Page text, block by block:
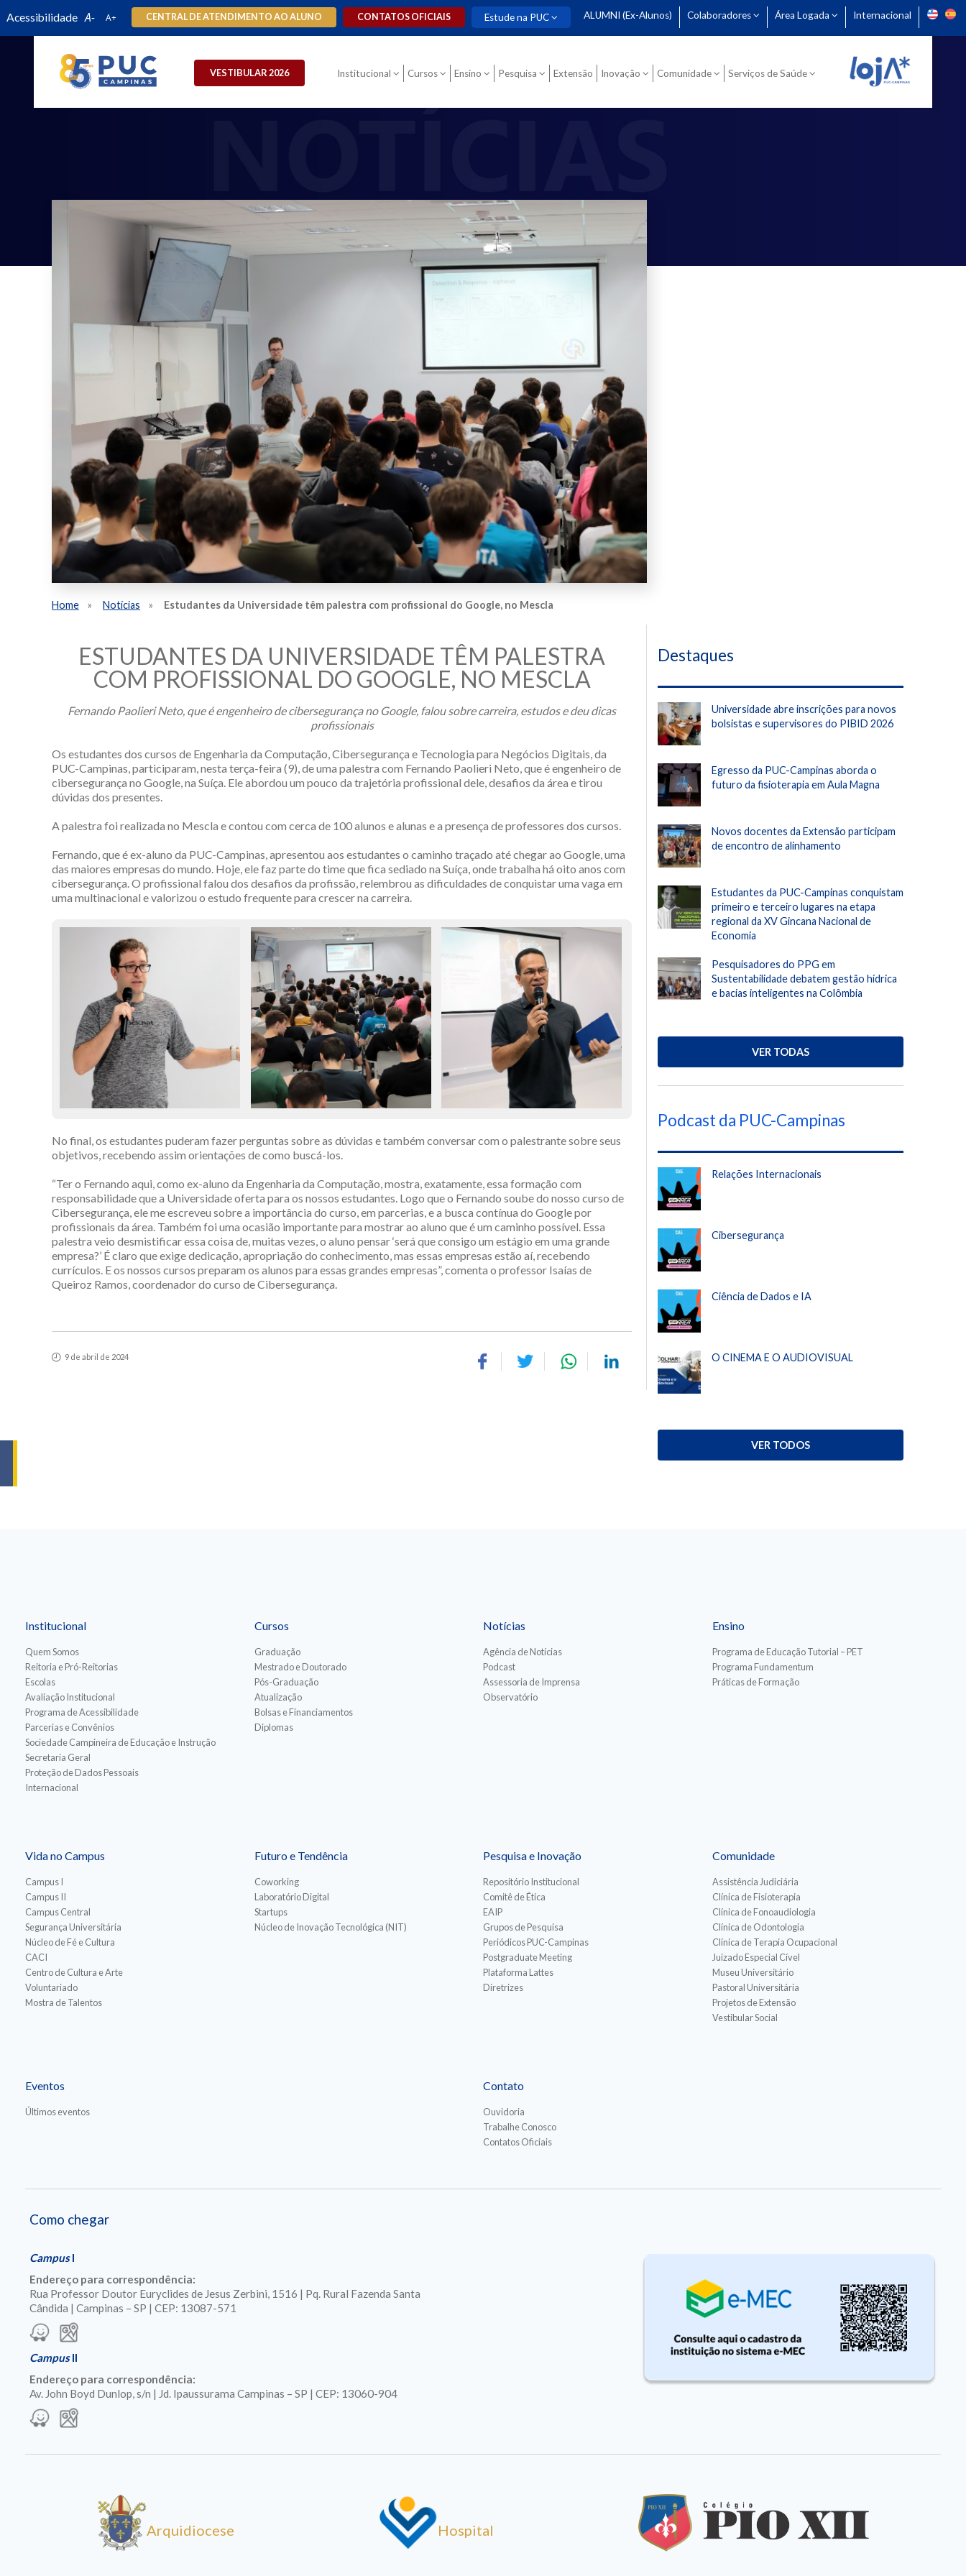
Acessibilidade CENTRAL DE ATENDIMENTO AO ALUNO CONTATOS OFICIAIS Estude na PUC ALUMNI (Ex-Alunos) Colaboradores Área Logada Internacional
VESTIBULAR 2026 Institucional Cursos Ensino Pesquisa Extensão Inovação Comunidade Serviços de Saúde
Home Notícias Estudantes da Universidade têm palestra com profissional do Google, no Mescla
ESTUDANTES DA UNIVERSIDADE TÊM PALESTRA
COM PROFISSIONAL DO GOOGLE, NO MESCLA
Fernando Paolieri Neto, que é engenheiro de cibersegurança no Google, falou sobre carreira, estudos e deu dicas
profissionais
Os estudantes dos cursos de Engenharia da Computação, Cibersegurança e Tecnologia para Negócios Digitais, da
PUC-Campinas, participaram, nesta terça-feira (9), de uma palestra com Fernando Paolieri Neto, que é engenheiro de
cibersegurança no Google, na Suíça. Ele abordou um pouco da trajetória profissional dele, desafios da área e tirou
dúvidas dos presentes.
A palestra foi realizada no Mescla e contou com cerca de 100 alunos e alunas e a presença de professores dos cursos.
Fernando, que é ex-aluno da PUC-Campinas, apresentou aos estudantes o caminho traçado até chegar ao Google, uma
das maiores empresas do mundo. Hoje, ele faz parte do time que fica sediado na Suíça, onde trabalha há oito anos com
cibersegurança. O profissional falou dos desafios da profissão, relembrou as dificuldades de conquistar uma vaga em
uma multinacional e valorizou o estudo frequente para crescer na carreira.
No final, os estudantes puderam fazer perguntas sobre as dúvidas e também conversar com o palestrante sobre seus
objetivos, recebendo assim orientações de como buscá-los.
“Ter o Fernando aqui, como ex-aluno da Engenharia da Computação, mostra, exatamente, essa formação com
responsabilidade que a Universidade oferta para os nossos estudantes. Logo que o Fernando soube do nosso curso de
Cibersegurança, ele me escreveu sobre a importância do curso, em parcerias, e a busca contínua do Google por
profissionais da área. Também foi uma ocasião importante para mostrar ao aluno que é um caminho possível. Essa
palestra veio desmistificar essa coisa de, muitas vezes, o aluno pensar ‘será que consigo um estágio em uma grande
empresa?’ É claro que exige dedicação, apropriação do conhecimento, mas essas empresas estão aí, recebendo
currículos. E os nossos cursos preparam os alunos para essas grandes empresas”, comenta o professor Isaías de
Queiroz Ramos, coordenador do curso de Cibersegurança.
9 de abril de 2024
Destaques
Universidade abre inscrições para novos
bolsistas e supervisores do PIBID 2026
Egresso da PUC-Campinas aborda o
futuro da fisioterapia em Aula Magna
Novos docentes da Extensão participam
de encontro de alinhamento
Estudantes da PUC-Campinas conquistam
primeiro e terceiro lugares na etapa
regional da XV Gincana Nacional de
Economia
Pesquisadores do PPG em
Sustentabilidade debatem gestão hídrica
e bacias inteligentes na Colômbia
VER TODAS
Podcast da PUC-Campinas
Relações Internacionais
Cibersegurança
Ciência de Dados e IA
O CINEMA E O AUDIOVISUAL
VER TODOS
Institucional
Quem Somos
Reitoria e Pró-Reitorias
Escolas
Avaliação Institucional
Programa de Acessibilidade
Parcerias e Convênios
Sociedade Campineira de Educação e Instrução
Secretaria Geral
Proteção de Dados Pessoais
Internacional
Cursos
Graduação
Mestrado e Doutorado
Pós-Graduação
Atualização
Bolsas e Financiamentos
Diplomas
Notícias
Agência de Notícias
Podcast
Assessoria de Imprensa
Observatório
Ensino
Programa de Educação Tutorial – PET
Programa Fundamentum
Práticas de Formação
Vida no Campus
Campus I
Campus II
Campus Central
Segurança Universitária
Núcleo de Fé e Cultura
CACI
Centro de Cultura e Arte
Voluntariado
Mostra de Talentos
Futuro e Tendência
Coworking
Laboratório Digital
Startups
Núcleo de Inovação Tecnológica (NIT)
Pesquisa e Inovação
Repositório Institucional
Comitê de Ética
EAIP
Grupos de Pesquisa
Periódicos PUC-Campinas
Postgraduate Meeting
Plataforma Lattes
Diretrizes
Comunidade
Assistência Judiciária
Clínica de Fisioterapia
Clínica de Fonoaudiologia
Clínica de Odontologia
Clínica de Terapia Ocupacional
Juizado Especial Cível
Museu Universitário
Pastoral Universitária
Projetos de Extensão
Vestibular Social
Eventos
Últimos eventos
Contato
Ouvidoria
Trabalhe Conosco
Contatos Oficiais
Como chegar
CampusI
Endereço para correspondência:
Rua Professor Doutor Euryclides de Jesus Zerbini, 1516 | Pq. Rural Fazenda Santa
Cândida | Campinas – SP | CEP: 13087-571
CampusII
Endereço para correspondência:
Av. John Boyd Dunlop, s/n | Jd. Ipaussurama Campinas – SP | CEP: 13060-904
Arquidiocese Hospital